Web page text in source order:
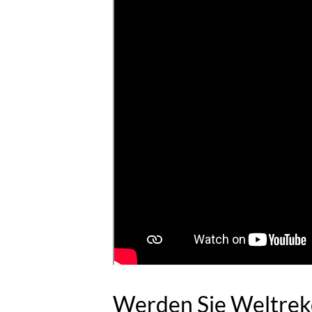
Werden Sie